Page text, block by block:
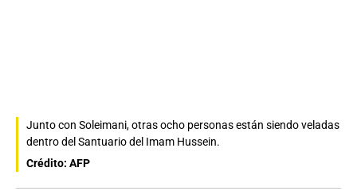
Junto con Soleimani, otras ocho personas están siendo veladas
dentro del Santuario del Imam Hussein.
Crédito: AFP